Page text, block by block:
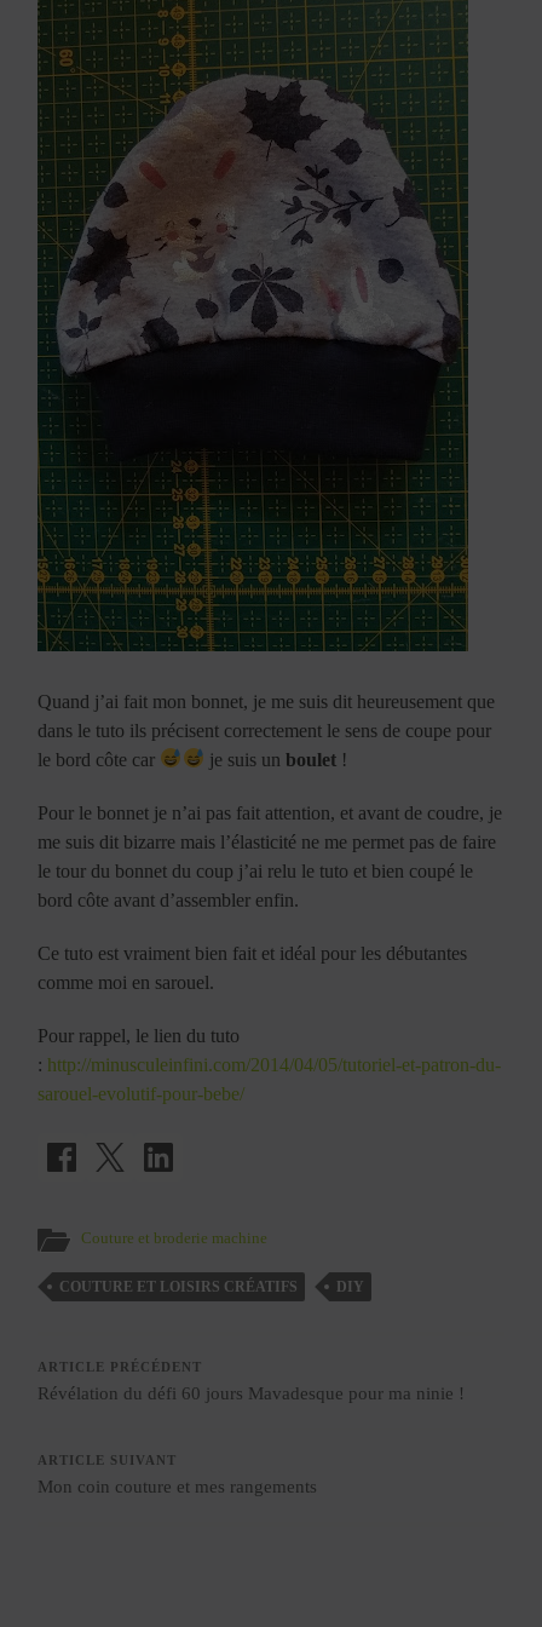
Quand j’ai fait mon bonnet, je me suis dit heureusement que
dans le tuto ils précisent correctement le sens de coupe pour
le bord côte car
je suis un boulet!
Pour le bonnet je n’ai pas fait attention, et avant de coudre, je
me suis dit bizarre mais l’élasticité ne me permet pas de faire
le tour du bonnet du coup j’ai relu le tuto et bien coupé le
bord côte avant d’assembler enfin.
Ce tuto est vraiment bien fait et idéal pour les débutantes
comme moi en sarouel.
Pour rappel, le lien du tuto
: http://minusculeinfini.com/2014/04/05/tutoriel-et-patron-du-
sarouel-evolutif-pour-bebe/
Couture et broderie machine
COUTURE ET LOISIRS CRÉATIFS DIY
ARTICLE PRÉCÉDENT
Révélation du défi 60 jours Mavadesque pour ma ninie !
ARTICLE SUIVANT
Mon coin couture et mes rangements